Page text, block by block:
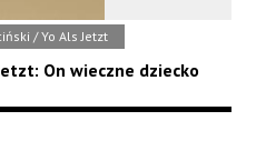
/ Yo Als Jetzt
On wieczne dziecko